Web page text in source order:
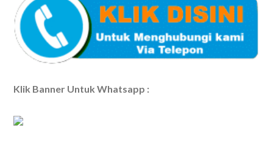
Klik Banner Untuk Whatsapp :